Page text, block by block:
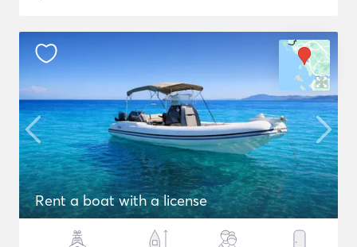
Rent a boat with a license